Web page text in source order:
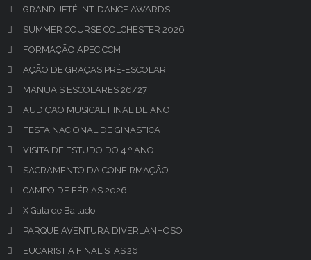
GRAND JETÉ INT. DANCE AWARDS
SUMMER COURSE COLCHESTER 2026
FORMAÇÃO APEC CCM
AÇÃO DE GRAÇAS PRÉ-ESCOLAR
MANUAIS ESCOLARES 26/27
AUDIÇÃO MUSICAL FINAL DE ANO
FESTA NACIONAL DE GINÁSTICA
VISITA DE ESTUDO DO 4.º ANO
SACRAMENTO DA CONFIRMAÇÃO
CAMPO DE FÉRIAS 2026
X Gala de Bailado
PARQUE AVENTURA DIVERLANHOSO
EUCARISTIA FINALISTAS’26